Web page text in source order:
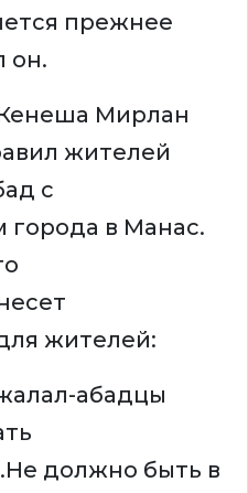
прежнее
он.
Мирлан
жителей
с
в Манас.
жителей:
абадцы
должно быть в